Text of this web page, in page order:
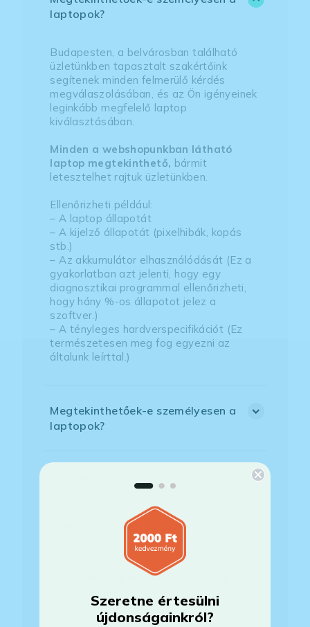
laptopok?
Budapesten, a belvárosban található
üzletünkben tapasztalt szakértőink
segítenek minden felmerülő kérdés
megválaszolásában, és az Ön igényeinek
leginkább megfelelő laptop
kiválasztásában.
Minden a webshopunkban látható
laptop megtekinthető, bármit
letesztelhet rajtuk üzletünkben.
Ellenőrizheti például:
– A laptop állapotát
– A kijelző állapotát (pixelhibák, kopás
stb.)
– Az akkumulátor elhasználódását (Ez a
gyakorlatban azt jelenti, hogy egy
diagnosztikai programmal ellenőrizheti,
hogy hány %-os állapotot jelez a
szoftver.)
– A tényleges hardverspecifikációt (Ez
természetesen meg fog egyezni az
általunk leírttal.)
Megtekinthetőek-e személyesen a
laptopok?
Mennyit használták a laptopot?
Az Önök által értékesített gépek
felújítottak?Szeretne értesülni
újdonságainkról?